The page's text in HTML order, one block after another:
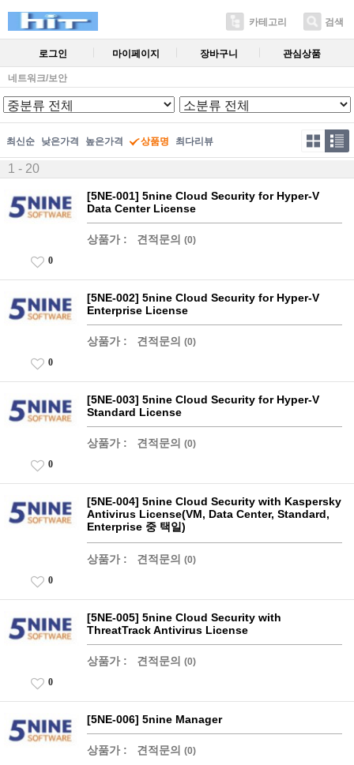
카테고리 검색
로그인 마이페이지 장바구니 관심상품
네트워크/보안
최신순 낮은가격 높은가격 상품명 최다리뷰
1 - 20
[5NE-001] 5nine Cloud Security for Hyper-V
Data Center License
상품가 : 견적문의 (0)
0
[5NE-002] 5nine Cloud Security for Hyper-V
Enterprise License
상품가 : 견적문의 (0)
0
[5NE-003] 5nine Cloud Security for Hyper-V
Standard License
상품가 : 견적문의 (0)
0
[5NE-004] 5nine Cloud Security with Kaspersky
Antivirus License(VM, Data Center, Standard,
Enterprise 중 택일)
상품가 : 견적문의 (0)
0
[5NE-005] 5nine Cloud Security with
ThreatTrack Antivirus License
상품가 : 견적문의 (0)
0
[5NE-006] 5nine Manager
상품가 : 견적문의 (0)